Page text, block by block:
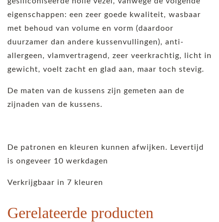
eigenschappen: een zeer goede kwaliteit, wasbaar
met behoud van volume en vorm (daardoor
duurzamer dan andere kussenvullingen), anti-
allergeen, vlamvertragend, zeer veerkrachtig, licht in
gewicht, voelt zacht en glad aan, maar toch stevig.
De maten van de kussens zijn gemeten aan de
zijnaden van de kussens.
De patronen en kleuren kunnen afwijken. Levertijd
is ongeveer 10 werkdagen
Verkrijgbaar in 7 kleuren
Gerelateerde producten